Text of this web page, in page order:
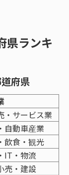
県ランキ
府県
・サービス業
自動車産業
飲食・観光
IT・物流
売・建設